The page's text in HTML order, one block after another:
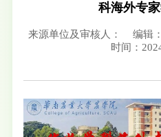
科海外专
来源单位及审核人： 编辑：
时间：